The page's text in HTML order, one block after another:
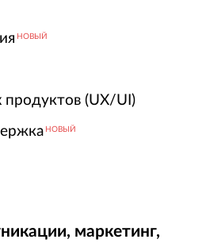
НОВЫЙ
(UX/UI)
НОВЫЙ
маркетинг,